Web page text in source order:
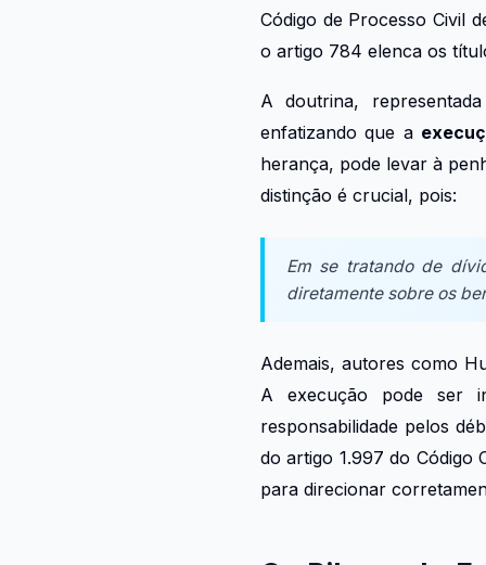
Código de Processo Civil
o artigo 784 elenca os
A doutrina,
enfatizando que a
herança, pode levar à
distinção é crucial, pois:
Em se tratando de
diretamente sobre os
Ademais, autores como
A execução pode ser
responsabilidade pelos
do artigo 1.997 do Código
para direcionar